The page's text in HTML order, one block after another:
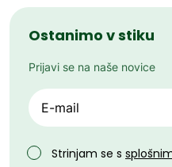
Ostanimo v stiku
Prijavi se na naše novice
Email
Strinjam se s